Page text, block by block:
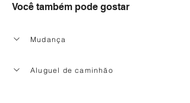
Você também pode gostar
Mudança
Aluguel de caminhão